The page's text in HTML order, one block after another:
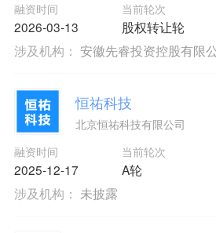
融资时间
2026-03-13
当前轮次
股权转让轮
涉及机构： 安徽先睿投资控股有限
恒祐科技
北京恒祐科技有限公司
融资时间
2025-12-17
当前轮次
A轮
涉及机构： 未披露